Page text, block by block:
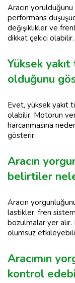
Aracın
performans
değişiklikler ve
dikkat çekici olabilir.
Yüksek
olduğunu
Evet, yüksek yakıt
olabilir. Motorun
harcanmasına
gösterir.
Aracın
belirtiler
Aracın
lastikler, fren
bozulmalar yer alır.
olumsuz
Aracımın
kontrol